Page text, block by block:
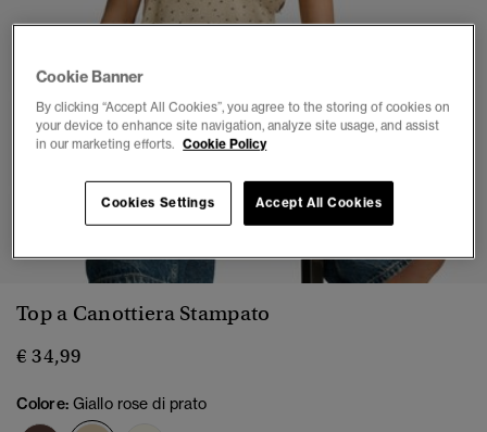
1 2 3 4 5 6 7
Top a Canottiera Stampato
€ 34,99
Colore: Giallo rose di prato
Cookie Banner
By clicking “Accept All Cookies”, you agree to the storing of cookies on
your device to enhance site navigation, analyze site usage, and assist
in our marketing efforts. Cookie Policy
Cookies Settings Accept All Cookies